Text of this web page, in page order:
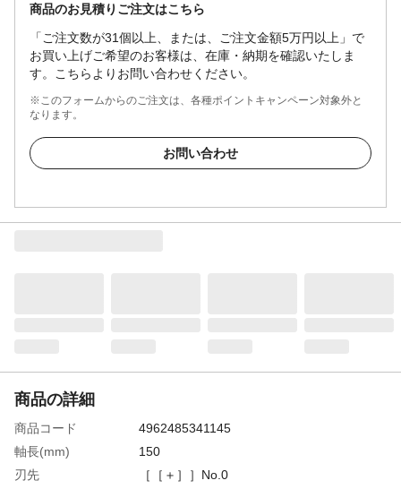
商品のお見積りご注文はこちら
「ご注文数が31個以上、または、ご注文金額5万円以上」で
お買い上げご希望のお客様は、在庫・納期を確認いたしま
す。こちらよりお問い合わせください。
※このフォームからのご注文は、各種ポイントキャンペーン対象外と
なります。
お問い合わせ
商品の詳細
商品コード
4962485341145
軸長(mm)
150
刃先
［［＋］］No.0